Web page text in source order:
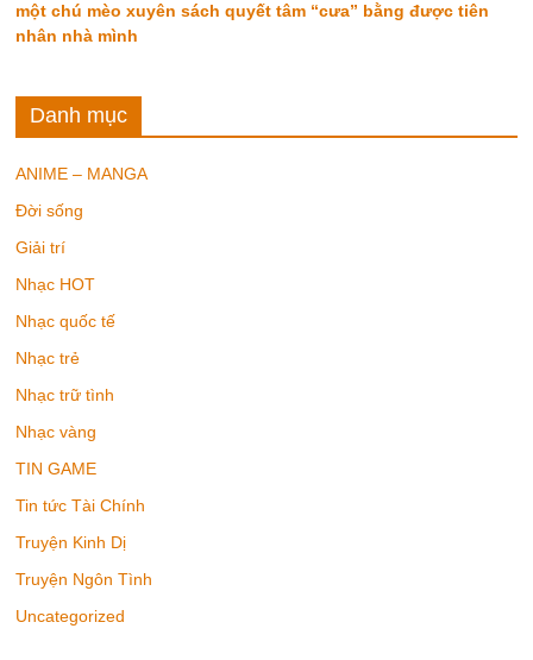
một chú mèo xuyên sách quyết tâm “cưa” bằng được tiên
nhân nhà mình
Danh mục
ANIME – MANGA
Đời sống
Giải trí
Nhạc HOT
Nhạc quốc tế
Nhạc trẻ
Nhạc trữ tình
Nhạc vàng
TIN GAME
Tin tức Tài Chính
Truyện Kinh Dị
Truyện Ngôn Tình
Uncategorized